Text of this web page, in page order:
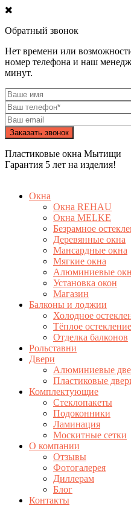
Обратный звонок
Нет времени или
номер телефона и наш
минут.
Пластиковые окна Мытищи
Гарантия 5 лет на изделия!
Окна
Окна REHAU
Окна MELKE
Безрамное
Деревянные окна
Мансардные окна
Мягкие окна
Алюминиевые
Установка окон
Магазин
Балконы и лоджии
Холодное
Тёплое остекление
Отделка балконов
Рольставни
Двери
Алюминиевые
Пластиковые
Комплектующие
Стеклопакеты
Подоконники
Ламинация
Москитные сетки
О компании
Отзывы
Фотогалерея
Диллерам
Блог
Контакты